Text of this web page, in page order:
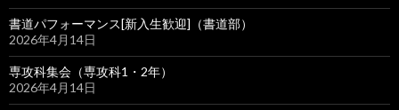
書道パフォーマンス[新入生歓迎]（書道部）
2026年4月14日
専攻科集会（専攻科1・2年）
2026年4月14日